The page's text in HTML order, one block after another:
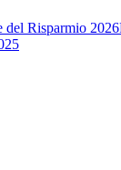
del Risparmio 2026